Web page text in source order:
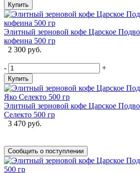
Купить
Элитный зерновой кофе Царское
кофеина 500 гр
2 300 руб.
- +
Купить
Элитный зерновой кофе Царское
Селекто 500 гр
3 470 руб.
Сообщить о поступлении